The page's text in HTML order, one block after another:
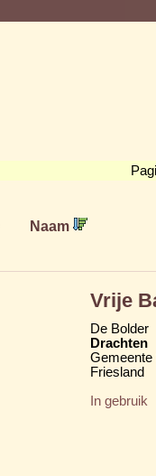
Naam
Vrije
De Bolder
Drachten
Gemeente
Friesland
In gebruik